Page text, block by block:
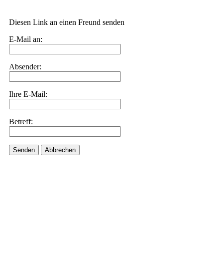
Diesen Link an einen Freund senden
E-Mail an:
Absender:
Ihre E-Mail:
Betreff:
Senden Abbrechen